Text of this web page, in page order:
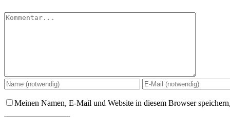
Kommentar
Meinen Namen, E-Mail und Website in diesem Browser